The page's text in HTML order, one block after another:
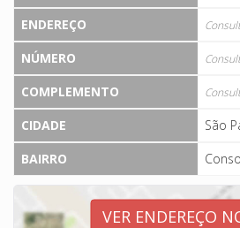
ENDEREÇO
NÚMERO
COMPLEMENTO
CIDADE
São
BAIRRO
VER ENDEREÇO